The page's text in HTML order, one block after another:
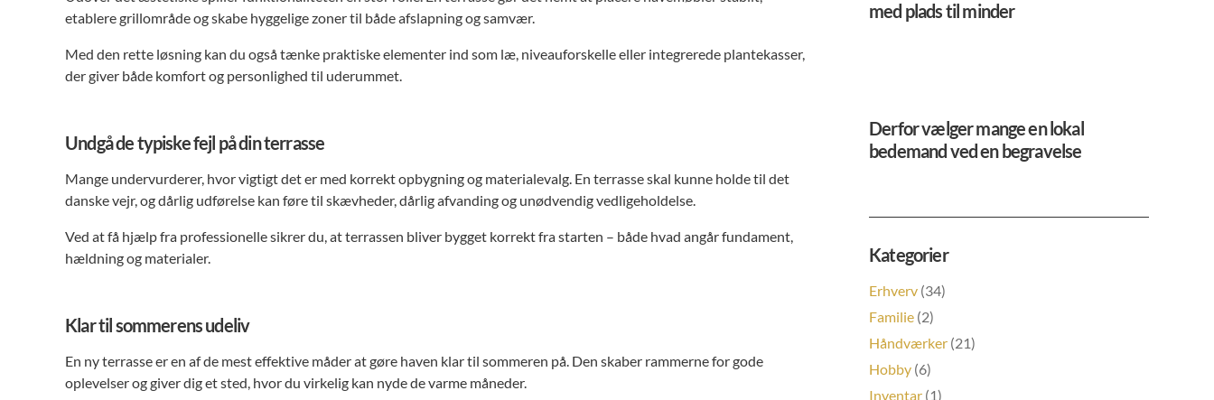
etablere grillområde og skabe hyggelige zoner til både afslapning og samvær.
Med den rette løsning kan du også tænke praktiske elementer ind som læ, niveauforskelle eller integrerede plantekasser,
der giver både komfort og personlighed til uderummet.
Undgå de typiske fejl på din terrasse
Mange undervurderer, hvor vigtigt det er med korrekt opbygning og materialevalg. En terrasse skal kunne holde til det
danske vejr, og dårlig udførelse kan føre til skævheder, dårlig afvanding og unødvendig vedligeholdelse.
Ved at få hjælp fra professionelle sikrer du, at terrassen bliver bygget korrekt fra starten – både hvad angår fundament,
hældning og materialer.
Klar til sommerens udeliv
En ny terrasse er en af de mest effektive måder at gøre haven klar til sommeren på. Den skaber rammerne for gode
oplevelser og giver dig et sted, hvor du virkelig kan nyde de varme måneder.
med plads til minder
Derfor vælger mange en lokal
bedemand ved en begravelse
Kategorier
Erhverv (34)
Familie (2)
Håndværker (21)
Hobby (6)
Inventar (1)